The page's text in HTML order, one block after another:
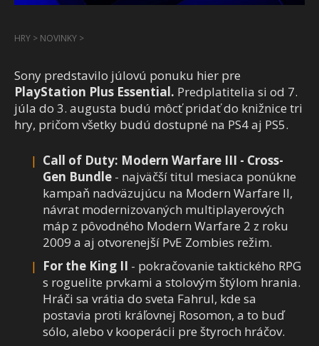
HRY > NOVINKY >
Sony predstavilo júlovú ponuku hier pre
PlayStation Plus Essential. Predplatitelia si od 7.
júla do 3. augusta budú môcť pridať do knižnice tri
hry, pričom všetky budú dostupné na PS4 aj PS5.
Call of Duty: Modern Warfare III - Cross-
Gen Bundle - najväčší titul mesiaca ponúkne
kampaň nadväzujúcu na Modern Warfare II,
návrat modernizovaných multiplayerových
máp z pôvodného Modern Warfare 2 z roku
2009 a aj otvorenejší PvE Zombies režim.
For the King II - pokračovanie taktického RPG
s roguelite prvkami a stolovým štýlom hrania.
Hráči sa vrátia do sveta Fahrul, kde sa
postavia proti kráľovnej Rosomon, a to buď
sólo, alebo v kooperácii pre štyroch hráčov.